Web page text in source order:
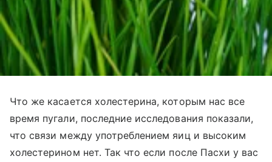
Что же касается холестерина, которым нас все
время пугали, последние исследования показали,
что связи между употреблением яиц и высоким
холестерином нет. Так что если после Пасхи у вас